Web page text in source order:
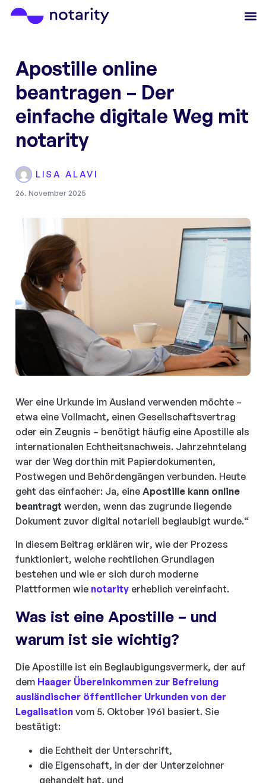
Apostille online
beantragen – Der
einfache digitale Weg mit
notarity
LISA ALAVI
26. November 2025
Wer eine Urkunde im Ausland verwenden möchte –
etwa eine Vollmacht, einen Gesellschaftsvertrag
oder ein Zeugnis – benötigt häufig eine Apostille als
internationalen Echtheitsnachweis. Jahrzehntelang
war der Weg dorthin mit Papierdokumenten,
Postwegen und Behördengängen verbunden. Heute
geht das einfacher: Ja, eine Apostille kann online
beantragt werden, wenn das zugrunde liegende
Dokument zuvor digital notariell beglaubigt wurde.“
In diesem Beitrag erklären wir, wie der Prozess
funktioniert, welche rechtlichen Grundlagen
bestehen und wie er sich durch moderne
Plattformen wie notarity erheblich vereinfacht.
Was ist eine Apostille – und
warum ist sie wichtig?
Die Apostille ist ein Beglaubigungsvermerk, der auf
dem Haager Übereinkommen zur Befreiung
ausländischer öffentlicher Urkunden von der
Legalisation vom 5. Oktober 1961 basiert. Sie
bestätigt:
die Echtheit der Unterschrift,
die Eigenschaft, in der der Unterzeichner
gehandelt hat, und